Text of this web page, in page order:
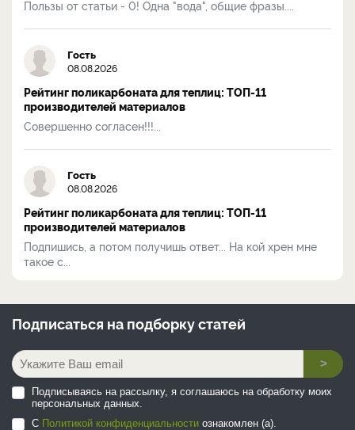
Пользы от статьи - 0! Одна "вода", общие фразы....
Гость
08.08.2026
Рейтинг поликарбоната для теплиц: ТОП-11
производителей материалов
Совершенно согласен!!!...
Гость
08.08.2026
Рейтинг поликарбоната для теплиц: ТОП-11
производителей материалов
Подпишись, а потом получишь ответ... На кой хрен мне
такое с...
Подписаться на подборку статей
>
Подписываясь на рассылку, я соглашаюсь на обработку моих
персональных данных.
С Политикой конфиденциальности ознакомлен (а).